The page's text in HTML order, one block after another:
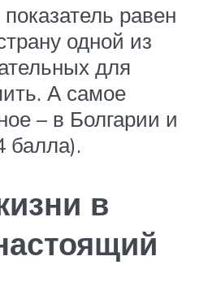
равен
одной из
для
А самое
– в Болгарии и
балла).
в